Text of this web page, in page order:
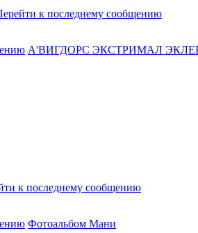
к последнему сообщению
А'ВИГДОРС ЭКСТРИМАЛ
к последнему сообщению
Фотоальбом Мани